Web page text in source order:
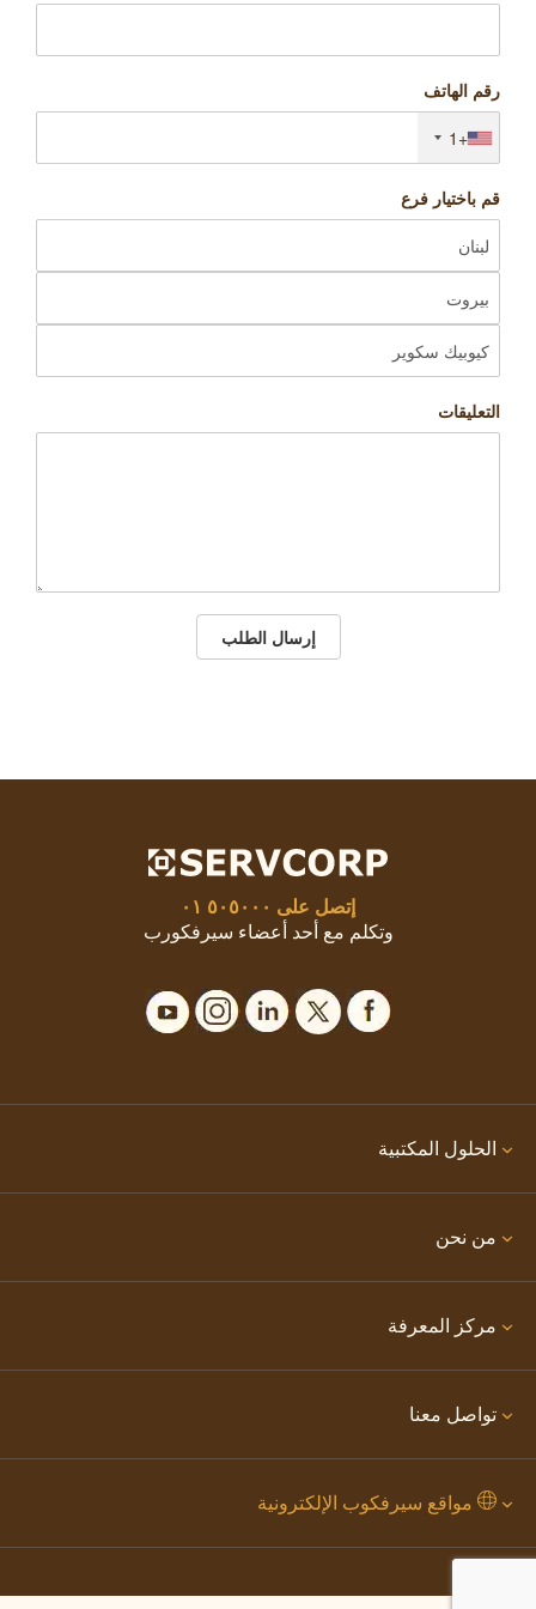
رقم الهاتف
+1
قم باختيار فرع
التعليقات
إرسال الطلب
إتصل على ٥٠٥٠٠٠ ٠١
وتكلم مع أحد أعضاء سيرفكورب
الحلول المكتبية
من نحن
مركز المعرفة
تواصل معنا
مواقع سيرفكوب الإلكترونية